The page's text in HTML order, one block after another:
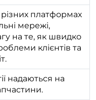
платформах
мережі,
на те, як швидко
клієнтів та
надаються на